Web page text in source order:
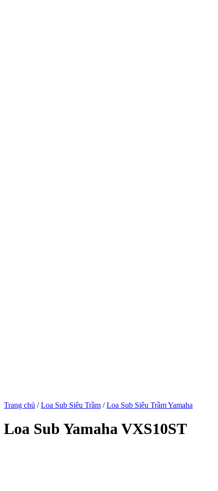
Trang chủ / Loa Sub Siêu Trầm / Loa Sub Siêu Trầm Yamaha
Loa Sub Yamaha VXS10ST